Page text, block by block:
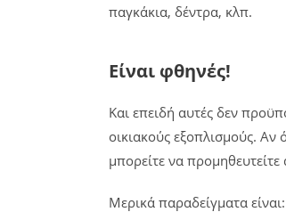
παγκάκια, δέντρα, κλπ.
Είναι φθηνές!
Και επειδή αυτές δεν
οικιακούς εξοπλισμούς.
μπορείτε να
Μερικά παραδείγματα